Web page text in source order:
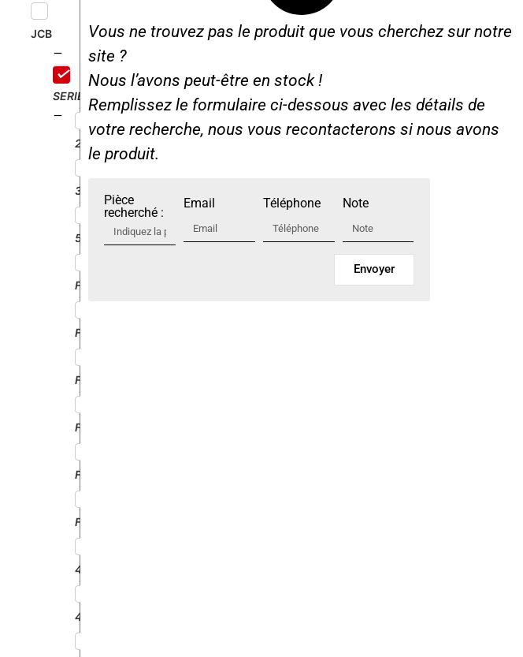
JCB
SERIE
2CX
3CX
520
FASTRAC125
FASTRAC135
FASTRAC145
FASTRAC155
FASTRAC185
FASTRAC3185
406
408
Vous ne trouvez pas le produit que vous cherchez sur notre
site ?
Nous l’avons peut-être en stock !
Remplissez le formulaire ci-dessous avec les détails de
votre recherche, nous vous recontacterons si nous avons
le produit.
Pièce
recherché :
Email Téléphone Note
Envoyer